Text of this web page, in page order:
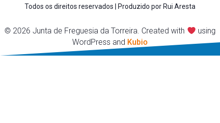
Todos os direitos reservados | Produzido por Rui Aresta
© 2026 Junta de Freguesia da Torreira. Created with
using
WordPress and Kubio